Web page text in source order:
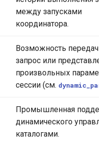
между запусками
координатора.
Возможность
запрос или
произвольных
сессии (см.
Промышленная
динамического
каталогами.